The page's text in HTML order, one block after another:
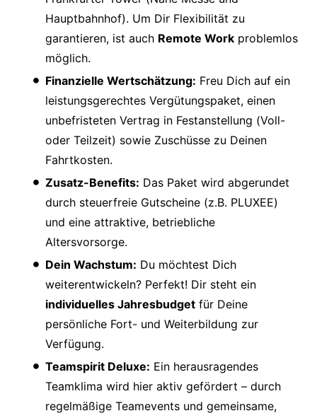
Hauptbahnhof). Um Dir Flexibilität zu
garantieren, ist auch Remote Work problemlos
möglich.
Finanzielle Wertschätzung: Freu Dich auf ein
leistungsgerechtes Vergütungspaket, einen
unbefristeten Vertrag in Festanstellung (Voll-
oder Teilzeit) sowie Zuschüsse zu Deinen
Fahrtkosten.
Zusatz-Benefits: Das Paket wird abgerundet
durch steuerfreie Gutscheine (z.B. PLUXEE)
und eine attraktive, betriebliche
Altersvorsorge.
Dein Wachstum: Du möchtest Dich
weiterentwickeln? Perfekt! Dir steht ein
individuelles Jahresbudget für Deine
persönliche Fort- und Weiterbildung zur
Verfügung.
Teamspirit Deluxe: Ein herausragendes
Teamklima wird hier aktiv gefördert – durch
regelmäßige Teamevents und gemeinsame,